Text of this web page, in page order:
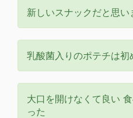
新しいスナックだと思い
乳酸菌入りのポテチは初
大口を開けなくて良い
った